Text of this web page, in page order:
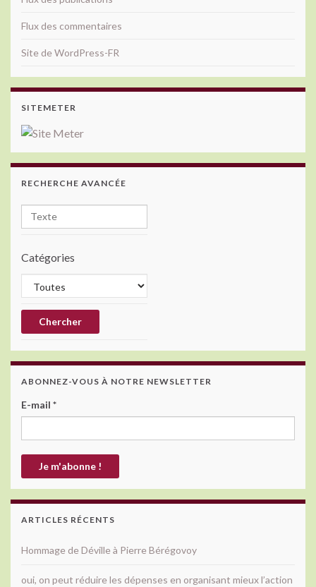
Flux des commentaires
Site de WordPress-FR
SITEMETER
RECHERCHE AVANCÉE
Catégories
ABONNEZ-VOUS À NOTRE NEWSLETTER
E-mail *
ARTICLES RÉCENTS
Hommage de Déville à Pierre Bérégovoy
oui, on peut réduire les dépenses en organisant mieux l’action